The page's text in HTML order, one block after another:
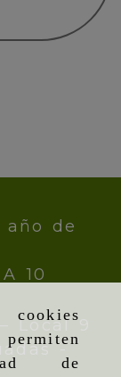
de
de
10
Local 9
-